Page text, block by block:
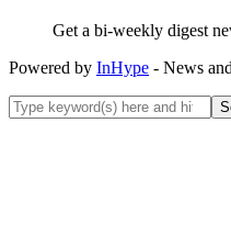
Get a bi-weekly digest
Powered by InHype - News